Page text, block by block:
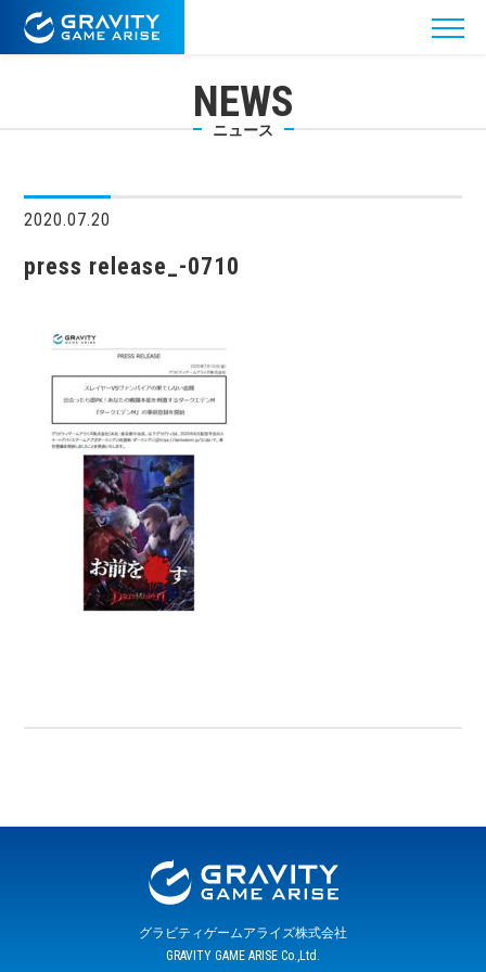
NEWS
ニュース
2020.07.20
press release_-0710
グラビティゲームアライズ株式会社
GRAVITY GAME ARISE Co.,Ltd.